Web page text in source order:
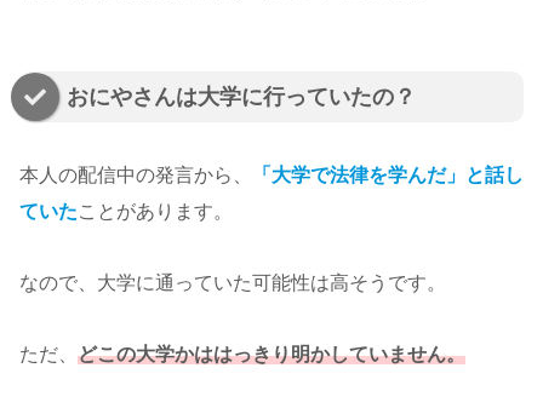
おにやさんは大学に行っていたの？
本人の配信中の発言から、
「大学で法律を学んだ」と話し
ていたことがあります。
なので、大学に通っていた可能性は高そうです。
ただ、 どこの大学かははっきり明かしていません。